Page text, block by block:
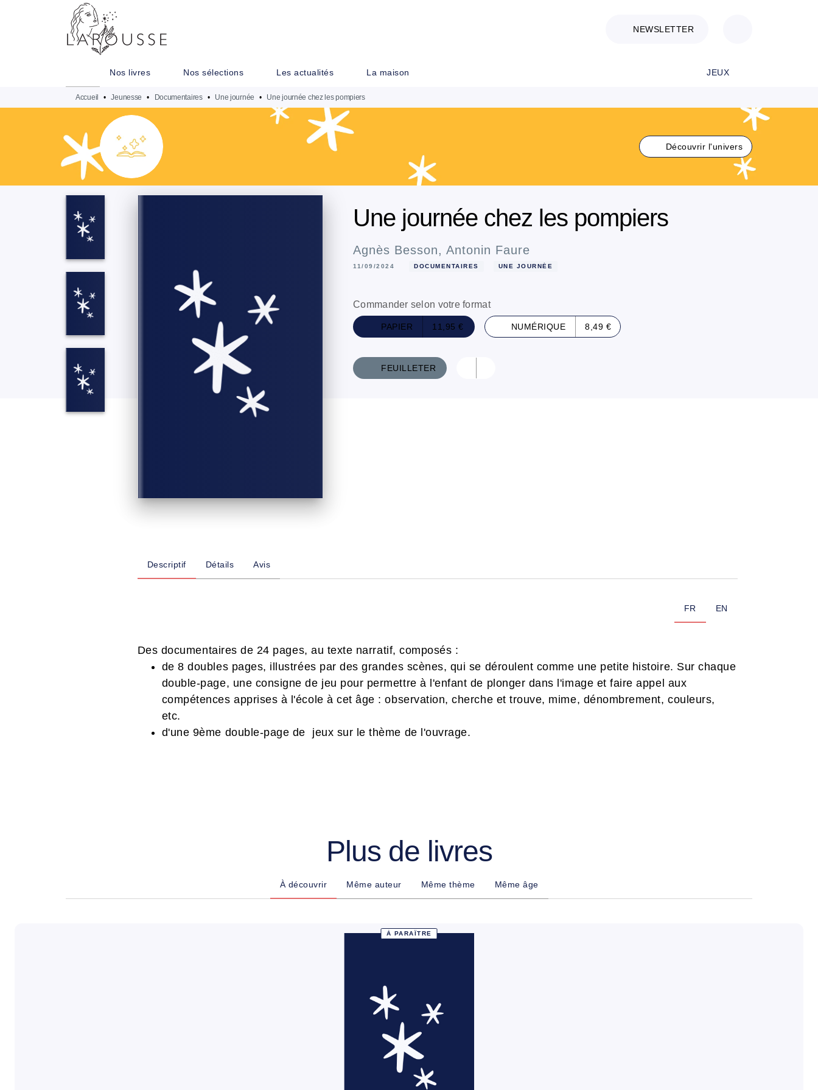
MENU
NEWSLETTER
Nos livres Nos sélections Les actualités La maison JEUX
Accueil • Jeunesse • Documentaires • Une journée • Une journée chez les pompiers
Découvrir l'univers
Une journée chez les pompiers
Agnès Besson,Antonin Faure
11/09/2024 DOCUMENTAIRES UNE JOURNÉE
Commander selon votre format
PAPIER 11,95 € NUMÉRIQUE 8,49 €
FEUILLETER
Descriptif Détails Avis
FR EN
Des documentaires de 24 pages, au texte narratif, composés :
de 8 doubles pages, illustrées par des grandes scènes, qui se déroulent comme une petite histoire. Sur chaque
double-page, une consigne de jeu pour permettre à l'enfant de plonger dans l'image et faire appel aux
compétences apprises à l'école à cet âge : observation, cherche et trouve, mime, dénombrement, couleurs,
etc.
d'une 9ème double-page de jeux sur le thème de l'ouvrage.
Plus de livres
À découvrir Même auteur Même thème Même âge
À PARAÎTRE